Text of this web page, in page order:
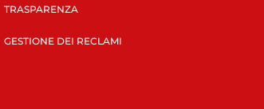
TRASPARENZA
GESTIONE DEI RECLAMI